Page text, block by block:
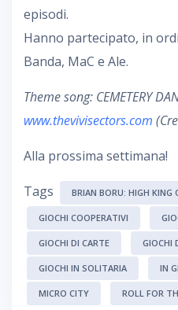
episodi.
Hanno partecipato, in
Banda, MaC e Ale.
Theme song: CEMETERY
www.thevivisectors.com
Alla prossima settimana!
Tags BRIAN BORU: HIGH KING
GIOCHI COOPERATIVI
GIOCHI DI CARTE GIOCHI
GIOCHI IN SOLITARIA IN
MICRO CITY ROLL FOR